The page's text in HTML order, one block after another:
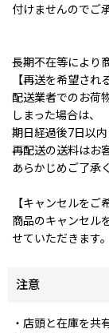
付けませんのでご
長期不在等により
【再送を希望され
配送業者でのお荷
しまった場合は、
期日経過後7日以内
再配送の送料はお
あらかじめご了承
【キャンセルをご
商品のキャンセル
せていただきます。
注意
・店頭と在庫を共